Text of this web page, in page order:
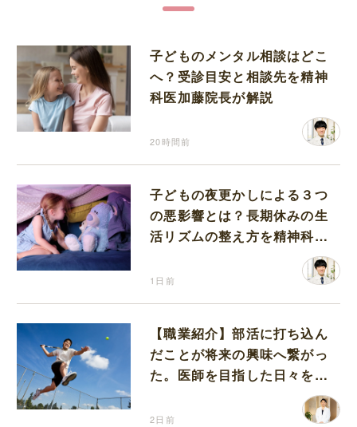
子どものメンタル相談はどこ
へ？受診目安と相談先を精神
科医加藤院長が解説
20時間前
子どもの夜更かしによる３つ
の悪影響とは？長期休みの生
活リズムの整え方を精神科医
1日前
【職業紹介】部活に打ち込ん
だことが将来の興味へ繋がっ
た。医師を目指した日々を振
2日前